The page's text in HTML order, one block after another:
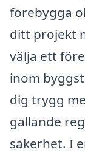
förebygga
ditt projekt
välja ett
inom
dig trygg
gällande
säkerhet. I